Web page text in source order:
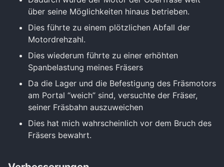
über seine Möglichkeiten hinaus betrieben.
Dies führte zu einem plötzlichen Abfall der
Motordrehzahl.
Dies wiederum führte zu einer erhöhten
Spanbelastung meines Fräsers
Da die Lager und die Befestigung des Fräsmotors
am Portal “weich” sind, versuchte der Fräser,
seiner Fräsbahn auszuweichen
Dies hat mich wahrscheinlich vor dem Bruch des
Fräsers bewahrt.